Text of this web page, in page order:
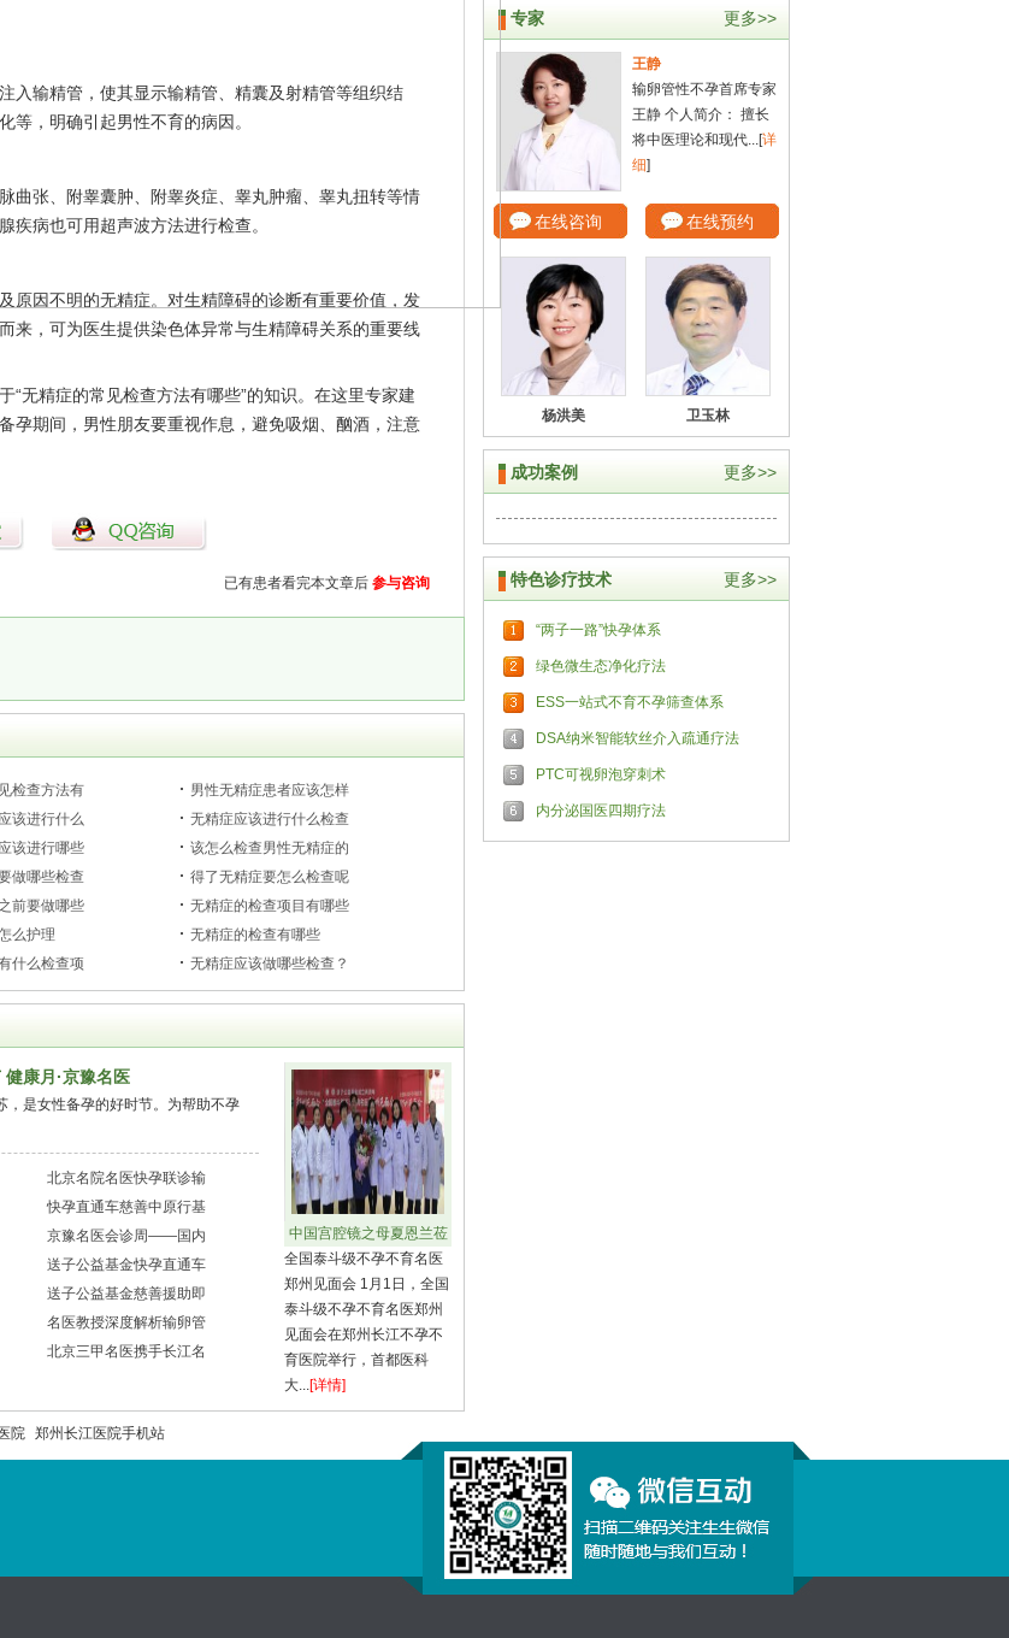
输精管，使其显示输精管、精囊及射精管等组织结
等，明确引起男性不育的病因。
张、附睾囊肿、附睾炎症、睾丸肿瘤、睾丸扭转等情
疾病也可用超声波方法进行检查。
因不明的无精症。对生精障碍的诊断有重要价值，发
来，可为医生提供染色体异常与生精障碍关系的重要线
精症的常见检查方法有哪些”的知识。在这里专家建
孕期间，男性朋友要重视作息，避免吸烟、酗酒，注意
已有患者看完本文章后 参与咨询
检查方法有
该进行什么
该进行哪些
做哪些检查
前要做哪些
么护理
什么检查项
男性无精症患者应该怎样
无精症应该进行什么检查
该怎么检查男性无精症的
得了无精症要怎么检查呢
无精症的检查项目有哪些
无精症的检查有哪些
无精症应该做哪些检查？
健康月·京豫名医
，是女性备孕的好时节。为帮助不孕
北京名院名医快孕联诊输
快孕直通车慈善中原行基
京豫名医会诊周——国内
送子公益基金快孕直通车
送子公益基金慈善援助即
名医教授深度解析输卵管
北京三甲名医携手长江名
中国宫腔镜之母夏恩兰莅
全国泰斗级不孕不育名医
郑州见面会 1月1日，全国
泰斗级不孕不育名医郑州
见面会在郑州长江不孕不
育医院举行，首都医科
大...[详情]
更多>>
专家
王静
输卵管性不孕首席专家
王静 个人简介： 擅长
将中医理论和现代...[详
细]
在线咨询 在线预约
杨洪美 卫玉林
更多>>
成功案例
更多>>
特色诊疗技术
“两子一路”快孕体系
绿色微生态净化疗法
ESS一站式不育不孕筛查体系
DSA纳米智能软丝介入疏通疗法
PTC可视卵泡穿刺术
内分泌国医四期疗法
院 郑州长江医院手机站